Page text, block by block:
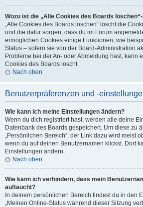
Wozu ist die „Alle Cookies des Boards
„Alle Cookies des Boards löschen“ löscht die
und die dafür sorgen, dass du im Forum
ermöglichen Cookies einige Funktionen, wie
Status – sofern sie von der Board-Administration
Probleme bei der An- oder Abmeldung hast, kann
Cookies des Boards löscht.
Nach oben
Benutzerpräferenzen und -
Wie kann ich meine Einstellungen ändern?
Wenn du dich registriert hast, werden alle deine
Datenbank des Boards gespeichert. Um diese zu
„Persönlichen Bereich“; der Link dazu wird meist
wenn du auf deinen Benutzernamen klickst. Dort
Einstellungen ändern.
Nach oben
Wie kann ich verhindern, dass mein
auftaucht?
In deinem persönlichen Bereich findest du in den
„Meinen Online-Status während dieser Sitzung